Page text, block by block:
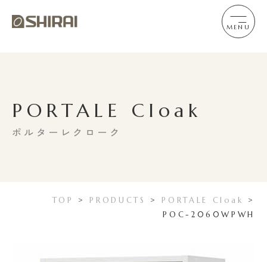
MENU
TOP >PRODUCTS >PORTALE Cloak
>
POC-2060WPWH
PORTALE Cloak
ポルターレクローク